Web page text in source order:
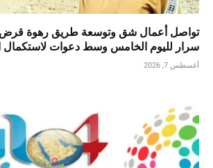
تواصل أعمال شق وتوسعة طريق رهوة قرض
سرار لليوم الخامس وسط دعوات لاستكمال
أغسطس 7, 2026